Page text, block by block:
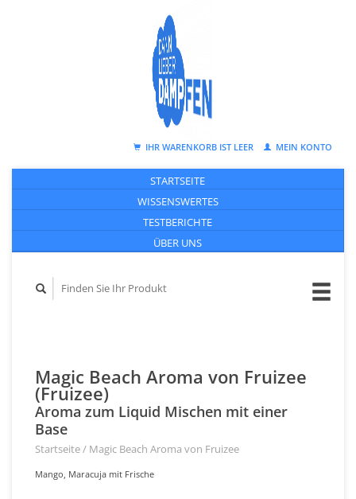
IHR WARENKORB IST LEER MEIN KONTO
STARTSEITE
WISSENSWERTES
TESTBERICHTE
ÜBER UNS
Magic Beach Aroma von Fruizee
(Fruizee)
Aroma zum Liquid Mischen mit einer
Base
Startseite/ Magic Beach Aroma von Fruizee
Mango, Maracuja mit Frische